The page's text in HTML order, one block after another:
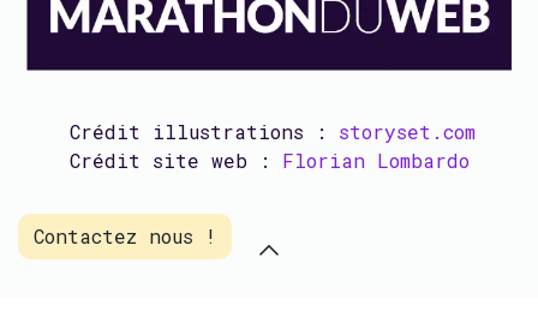
Crédit illustrations : storyset.com
Crédit site web : Florian Lombardo
Contactez nous !